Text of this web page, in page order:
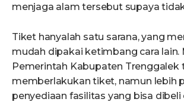
menjaga alam tersebut supaya
Tiket hanyalah satu sarana, yang
mudah dipakai ketimbang cara lain.
Pemerintah Kabupaten Trenggalek
memberlakukan tiket, namun lebih
penyediaan fasilitas yang bisa dibeli